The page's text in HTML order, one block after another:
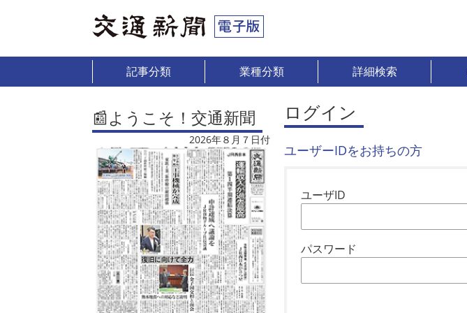
記事分類 業種分類 詳細検索
📰ようこそ！交通新聞
2026年８月７日付
ログイン
ユーザーIDをお持ちの方
ユーザID
パスワード